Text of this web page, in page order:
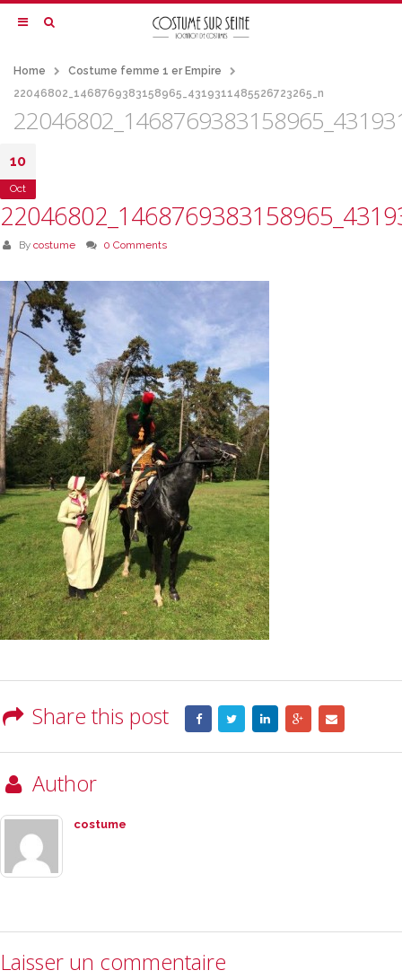
Home
Costume femme 1 er Empire
22046802_1468769383158965_4319311485526723265_n
10
Oct
By costume 0 Comments
Share this post
Author
costume
Laisser un commentaire